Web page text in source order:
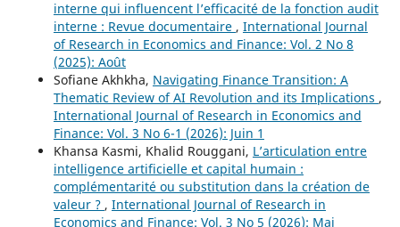
interne qui influencent l’efficacité de la fonction audit
interne : Revue documentaire , International Journal
of Research in Economics and Finance: Vol. 2 No 8
(2025): Août
Sofiane Akhkha, Navigating Finance Transition: A
Thematic Review of AI Revolution and its Implications ,
International Journal of Research in Economics and
Finance: Vol. 3 No 6-1 (2026): Juin 1
Khansa Kasmi, Khalid Rouggani, L’articulation entre
intelligence artificielle et capital humain :
complémentarité ou substitution dans la création de
valeur ? , International Journal of Research in
Economics and Finance: Vol. 3 No 5 (2026): Mai